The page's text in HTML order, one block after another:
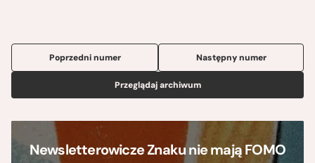
Poprzedni numer
Przeglądaj archiwum
Następny numer
Newsletterowicze Znaku nie mają FOMO